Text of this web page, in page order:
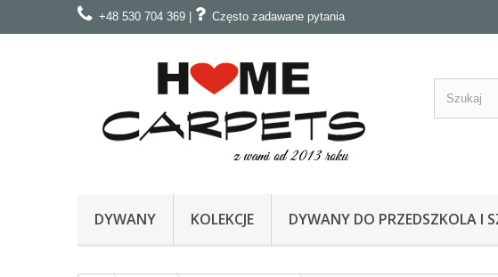
+48 530 704 369 Często zadawane pytania
DYWANY KOLEKCJE DYWANY DO PRZEDSZKOLA I